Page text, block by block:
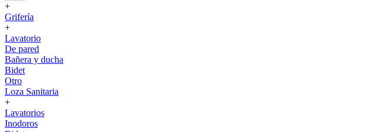
+
Grifería
+
Lavatorio
De pared
Bañera y ducha
Bidet
Otro
Loza Sanitaria
+
Lavatorios
Inodoros